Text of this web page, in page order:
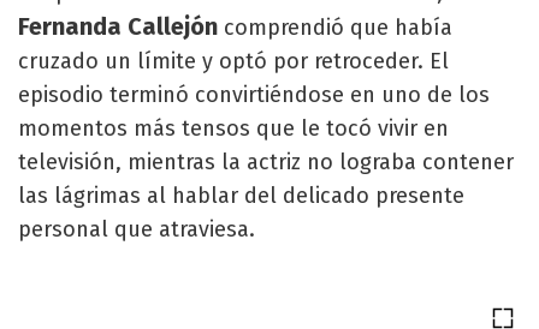
Fernanda Callejón comprendió que había
cruzado un límite y optó por retroceder. El
episodio terminó convirtiéndose en uno de los
momentos más tensos que le tocó vivir en
televisión, mientras la actriz no lograba contener
las lágrimas al hablar del delicado presente
personal que atraviesa.